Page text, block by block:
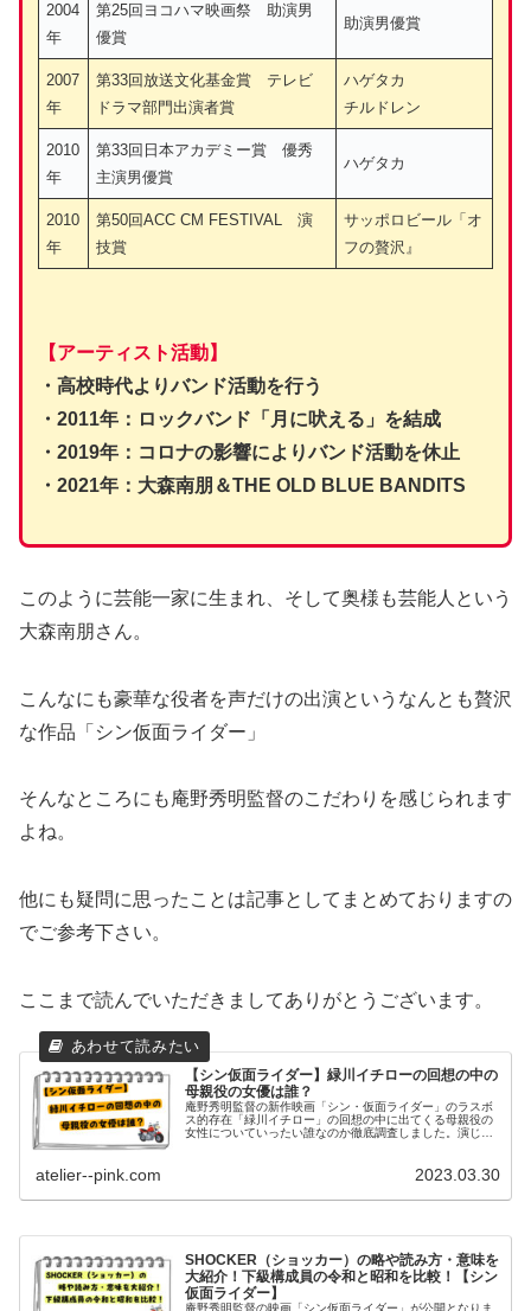
2004
年
第25回ヨコハマ映画祭 助演男
優賞
助演男優賞
2007
年
第33回放送文化基金賞 テレビ
ドラマ部門出演者賞
ハゲタカ
チルドレン
2010
年
第33回日本アカデミー賞 優秀
主演男優賞
ハゲタカ
2010
年
第50回ACC CM FESTIVAL 演
技賞
サッポロビール「オ
フの贅沢』
【アーティスト活動】
・高校時代よりバンド活動を行う
・2011年：ロックバンド「月に吠える」を結成
・2019年：コロナの影響によりバンド活動を休止
・2021年：大森南朋＆THE OLD BLUE BANDITS
このように芸能一家に生まれ、そして奥様も芸能人という
大森南朋さん。
こんなにも豪華な役者を声だけの出演というなんとも贅沢
な作品「シン仮面ライダー」
そんなところにも庵野秀明監督のこだわりを感じられます
よね。
他にも疑問に思ったことは記事としてまとめておりますの
でご参考下さい。
ここまで読んでいただきましてありがとうございます。
【シン仮面ライダー】緑川イチローの回想の中の
母親役の女優は誰？
庵野秀明監督の新作映画「シン・仮面ライダー」のラスボ
ス的存在「緑川イチロー」の回想の中に出てくる母親役の
女性についていったい誰なのか徹底調査しました。演じる
atelier--pink.com 2023.03.30
SHOCKER（ショッカー）の略や読み方・意味を
大紹介！下級構成員の令和と昭和を比較！【シン
仮面ライダー】
庵野秀明監督の映画「シン仮面ライダー」が公開となりま